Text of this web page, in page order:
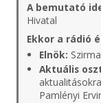
A bemutató
Hivatal
Ekkor a rádió
Elnök:
Aktuális
Pamlényi